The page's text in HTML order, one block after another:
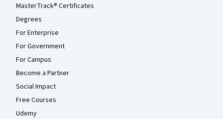
MasterTrack® Certificates
Degrees
For Enterprise
For Government
For Campus
Become a Partner
Social Impact
Free Courses
Udemy